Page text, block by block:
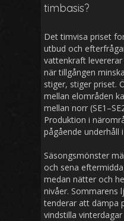
timbasis?
Det timvisa priset
utbud och
vattenkraft
när tillgången
stiger, stiger priset.
mellan elområden
mellan norr
Produktion i
pågående underhåll
Säsongsmönster
och sena
medan nätter och
nivåer. Sommarens
tenderar att dämpa
vindstilla